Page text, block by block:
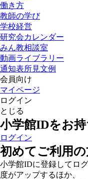
働き方
教師の学び
学校経営
研究会カレンダー
みん教相談室
動画ライブラリー
通知表所見文例
会員向け
マイページ
ログイン
とじる
小学館IDをお
ログイン
初めてご利用
小学館IDに登録してロ
度がアップするほか、